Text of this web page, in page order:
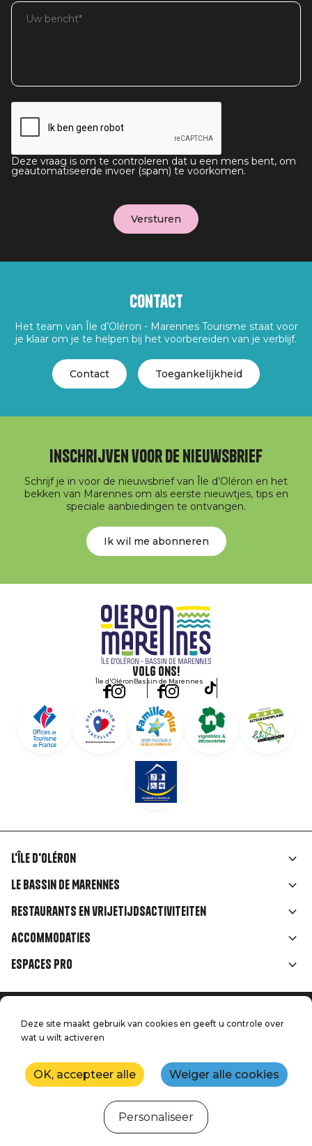
Deze vraag is om te controleren dat u een mens bent, om
geautomatiseerde invoer (spam) te voorkomen.
Contact
Het team van Île d’Oléron - Marennes Tourisme staat voor
je klaar om je te helpen bij het voorbereiden van je verblijf.
Contact Toegankelijkheid
Inschrijven voor de nieuwsbrief
Schrijf je in voor de nieuwsbrief van Île d’Oléron en het
bekken van Marennes om als eerste nieuwtjes, tips en
speciale aanbiedingen te ontvangen.
Ik wil me abonneren
Volg ons!
Île d'OléronBassin de Marennes
Liens
rubriques
L'île d'Oléron
Le Bassin de Marennes
Restaurants en vrijetijdsactiviteiten
Accommodaties
Espaces Pro
Menu
de
Juridische informatie
Druk op
Neem contact met ons op
Kaart
Productie: StudioJuillet
Deze site maakt gebruik van cookies en geeft u controle over
wat u wilt activeren
OK, accepteer alle Weiger alle cookies
Personaliseer